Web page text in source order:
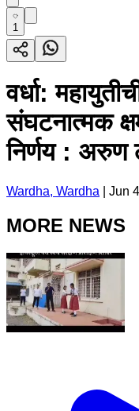
1
वर्धा:
संघटनात्मक
निर्णय : अरुण
Wardha, Wardha Jun
MORE NEWS